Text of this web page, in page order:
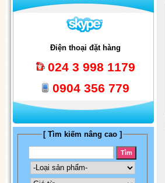
Điện thoại đặt hàng
024 3 998 1179
0904 356 779
[ Tìm kiếm nâng cao ]